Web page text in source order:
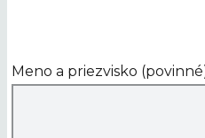
Meno a priezvisko